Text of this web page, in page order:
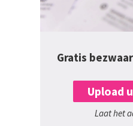
Gratis
Upload
Laat het